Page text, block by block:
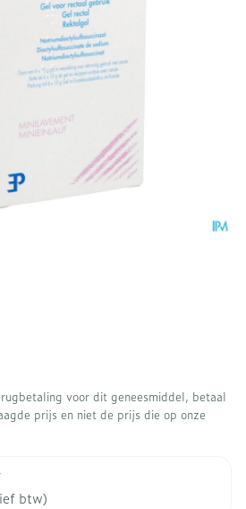
voor dit geneesmiddel, betaal
prijs en niet de prijs die op onze
btw)